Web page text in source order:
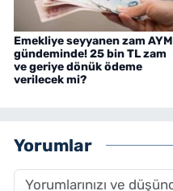
Emekliye seyyanen zam AYM
gündeminde! 25 bin TL zam
ve geriye dönük ödeme
verilecek mi?
Yorumlar